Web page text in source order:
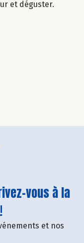
et déguster.
vous à la
et nos